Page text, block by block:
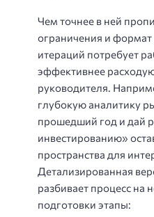
Чем точнее в ней
ограничения и формат
итераций потребует
эффективнее
руководителя.
глубокую аналитику
прошедший год и дай
инвестированию»
пространства для
Детализированная
разбивает процесс на
подготовки этапы: